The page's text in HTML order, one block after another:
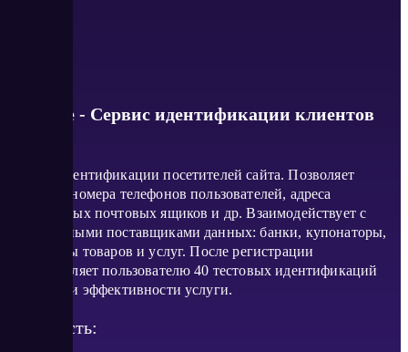
dmp.one - Сервис идентификации клиентов
Сервис идентификации посетителей сайта. Позволяет
получить номера телефонов пользователей, адреса
электронных почтовых ящиков и др. Взаимодействует с
проверенными поставщиками данных: банки, купонаторы,
агрегаторы товаров и услуг. После регистрации
предоставляет пользователю 40 тестовых идентификаций
для оценки эффективности услуги.
Стоимость: